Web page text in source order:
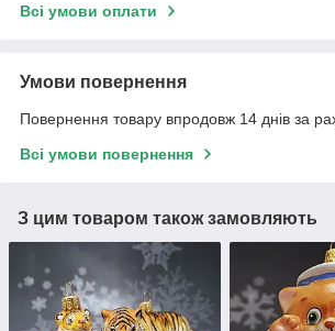
Всі умови оплати
Умови повернення
Повернення товару впродовж 14 днів за
Всі умови повернення
З цим товаром також замовляють